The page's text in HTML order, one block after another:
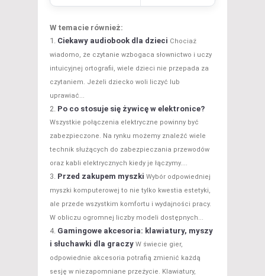
W temacie również:
Ciekawy audiobook dla dzieci Chociaż
wiadomo, że czytanie wzbogaca słownictwo i uczy
intuicyjnej ortografii, wiele dzieci nie przepada za
czytaniem. Jeżeli dziecko woli liczyć lub
uprawiać...
Po co stosuje się żywicę w elektronice?
Wszystkie połączenia elektryczne powinny być
zabezpieczone. Na rynku możemy znaleźć wiele
technik służących do zabezpieczania przewodów
oraz kabli elektrycznych kiedy je łączymy....
Przed zakupem myszki Wybór odpowiedniej
myszki komputerowej to nie tylko kwestia estetyki,
ale przede wszystkim komfortu i wydajności pracy.
W obliczu ogromnej liczby modeli dostępnych...
Gamingowe akcesoria: klawiatury, myszy
i słuchawki dla graczy W świecie gier,
odpowiednie akcesoria potrafią zmienić każdą
sesję w niezapomniane przeżycie. Klawiatury,